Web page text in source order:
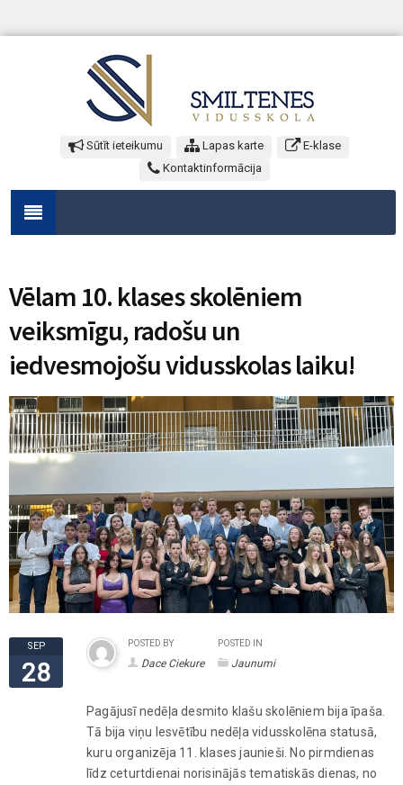
Sūtīt ieteikumu Lapas karte
E-klase
Kontaktinformācija
Vēlam 10. klases skolēniem
veiksmīgu, radošu un
iedvesmojošu vidusskolas laiku!
SEP
28
POSTED BY
Dace Ciekure
POSTED IN
Jaunumi
Pagājusī nedēļa desmito klašu skolēniem bija īpaša.
Tā bija viņu Iesvētību nedēļa vidusskolēna statusā,
kuru organizēja 11. klases jaunieši. No pirmdienas
līdz ceturtdienai norisinājās tematiskās dienas, no